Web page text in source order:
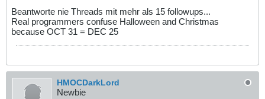
Beantworte nie Threads mit mehr als 15 followups...
Real programmers confuse Halloween and Christmas
because OCT 31 = DEC 25
HMOCDarkLord
Newbie